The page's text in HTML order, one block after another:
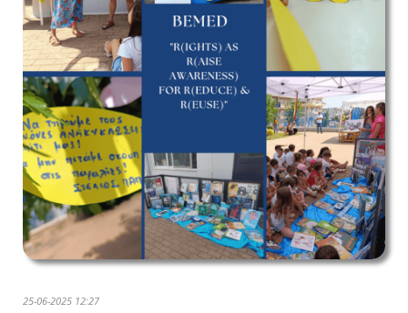
25-06-2025 12:27